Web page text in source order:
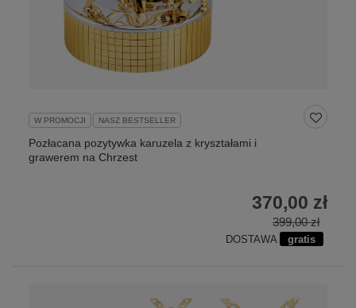
W PROMOCJI NASZ BESTSELLER
Pozłacana pozytywka karuzela z kryształami i
grawerem na Chrzest
399,00 zł
370,00 zł
DOSTAWA gratis